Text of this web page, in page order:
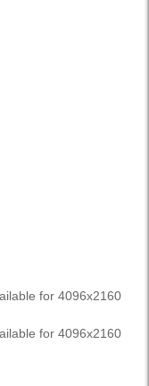
for 4096x2160
for 4096x2160